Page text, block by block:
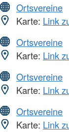
Ortsvereine
Karte: Link
Ortsvereine
Karte: Link
Ortsvereine
Karte: Link
Ortsvereine
Karte: Link